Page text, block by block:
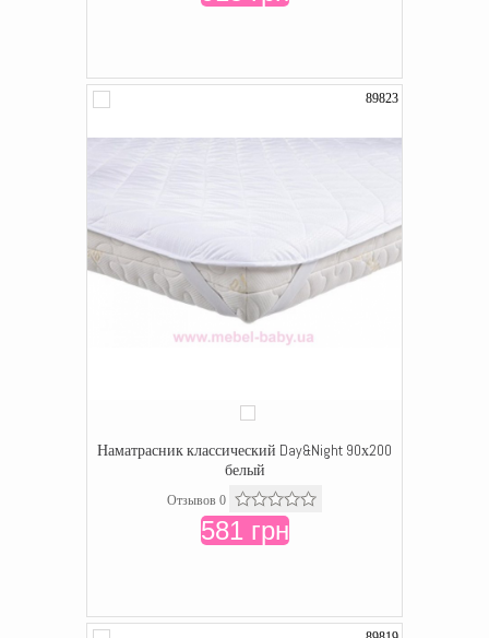
89823
Наматрасник классический Day&Night 90х200
белый
Отзывов 0
581 грн